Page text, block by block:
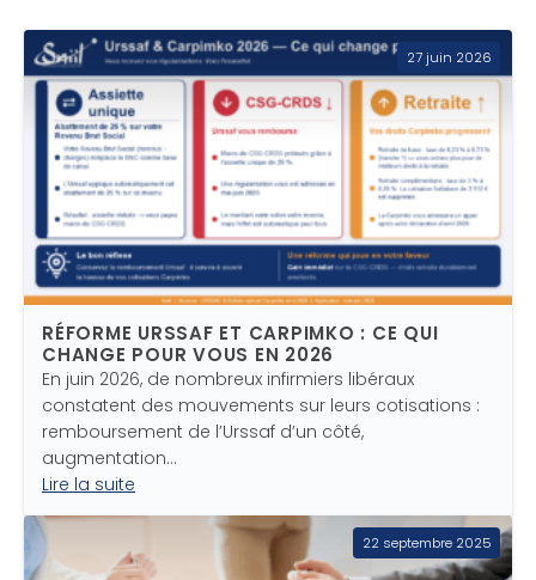
27 juin 2026
RÉFORME URSSAF ET CARPIMKO : CE QUI
CHANGE POUR VOUS EN 2026
En juin 2026, de nombreux infirmiers libéraux
constatent des mouvements sur leurs cotisations :
remboursement de l’Urssaf d’un côté,
augmentation…
Lire la suite
22 septembre 2025